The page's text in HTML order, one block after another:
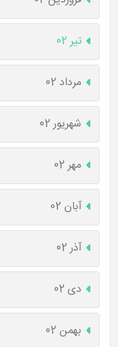
تیر 02
مرداد 02
شهریور 02
مهر 02
آبان 02
آذر 02
دی 02
بهمن 02